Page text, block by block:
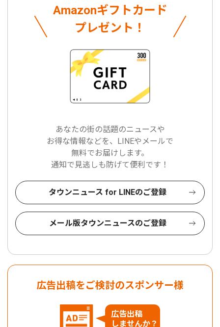
Amazonギフトカード
プレゼント！
あなたの街の話題のニュースや
お得な情報などを、LINEやメールで
無料でお届けします。
通知で見逃しも防げて便利です！
タウンニュース for LINEのご登録
メール版タウンニュースのご登録
広告出稿をご検討のスポンサー様
広告出稿
しませんか？